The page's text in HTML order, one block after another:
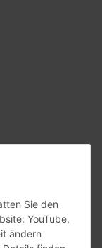
Sie den
YouTube,
ändern